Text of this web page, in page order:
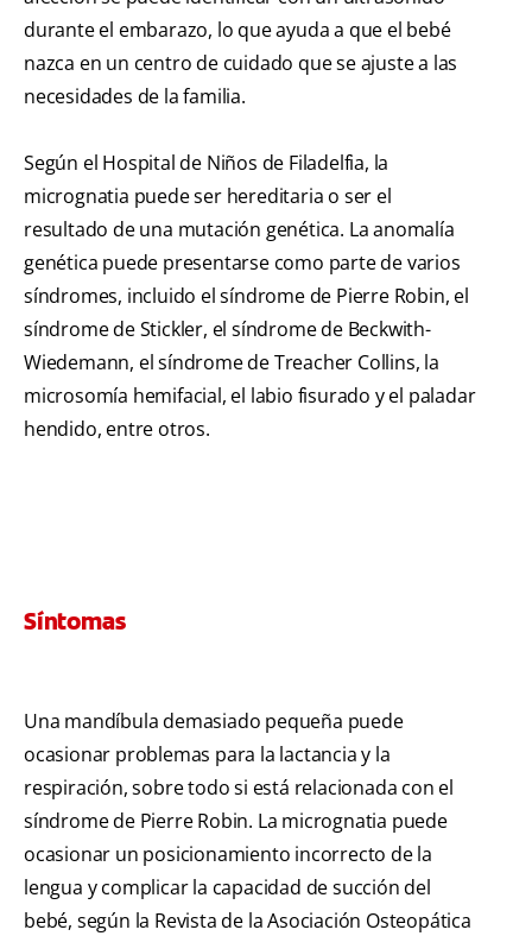
durante el embarazo, lo que ayuda a que el bebé
nazca en un centro de cuidado que se ajuste a las
necesidades de la familia.
Según el Hospital de Niños de Filadelfia, la
micrognatia puede ser hereditaria o ser el
resultado de una mutación genética. La anomalía
genética puede presentarse como parte de varios
síndromes, incluido el síndrome de Pierre Robin, el
síndrome de Stickler, el síndrome de Beckwith-
Wiedemann, el síndrome de Treacher Collins, la
microsomía hemifacial, el labio fisurado y el paladar
hendido, entre otros.
Síntomas
Una mandíbula demasiado pequeña puede
ocasionar problemas para la lactancia y la
respiración, sobre todo si está relacionada con el
síndrome de Pierre Robin. La micrognatia puede
ocasionar un posicionamiento incorrecto de la
lengua y complicar la capacidad de succión del
bebé, según la Revista de la Asociación Osteopática